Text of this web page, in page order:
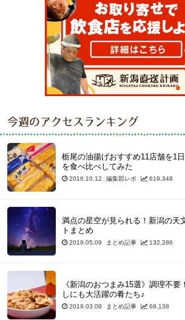
今週のアクセスランキング
栃尾の油揚げおすすめ11店舗を1
を食べ比べしてみた
2016.10.12 編集部レポ 619,348
満点の星空が見られる！新潟の天
トまとめ
2019.05.09 まとめ記事 132,286
《新潟のおつまみ15選》調理不
しにも大活躍の肴たち♪
2019.03.08 まとめ記事 69,138